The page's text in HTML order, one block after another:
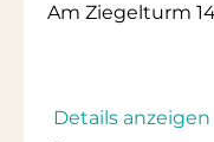
Am Ziegelturm
Details anzeigen